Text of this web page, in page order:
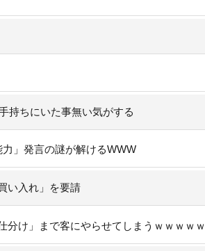
持ちにいた事無い気がする
」発言の謎が解けるWWW
い入れ」を要請
分け」まで客にやらせてしまうｗｗｗｗｗ